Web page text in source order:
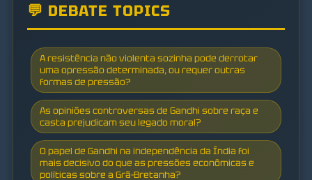
💬 DEBATE TOPICS
A resistência não violenta sozinha pode derrotar
uma opressão determinada, ou requer outras
formas de pressão?
As opiniões controversas de Gandhi sobre raça e
casta prejudicam seu legado moral?
O papel de Gandhi na independência da Índia foi
mais decisivo do que as pressões econômicas e
políticas sobre a Grã-Bretanha?